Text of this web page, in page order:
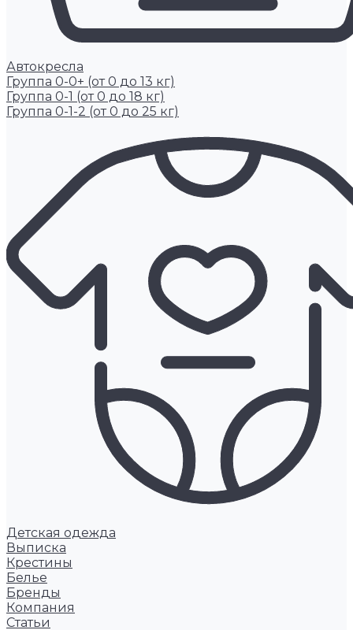
Автокресла
Группа 0-0+ (от 0 до 13 кг)
Группа 0-1 (от 0 до 18 кг)
Группа 0-1-2 (от 0 до 25 кг)
Детская одежда
Выписка
Крестины
Белье
Бренды
Компания
Статьи